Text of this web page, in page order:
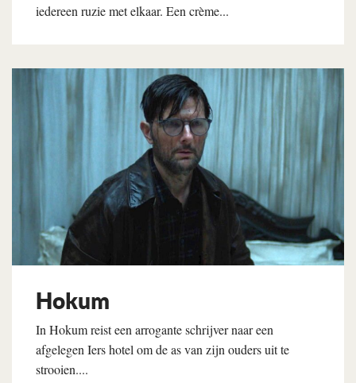
iedereen ruzie met elkaar. Een crème...
Lees verder
Hokum
In Hokum reist een arrogante schrijver naar een
afgelegen Iers hotel om de as van zijn ouders uit te
strooien....